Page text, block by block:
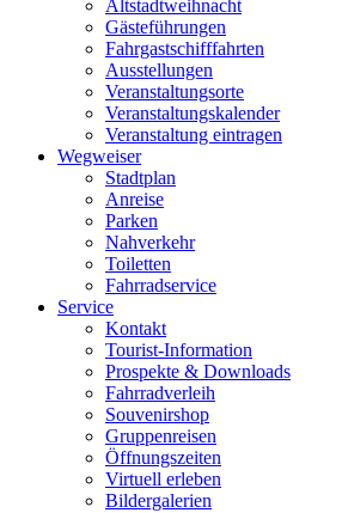
Altstadtweihnacht
Gästeführungen
Fahrgastschifffahrten
Ausstellungen
Veranstaltungsorte
Veranstaltungskalender
Veranstaltung eintragen
Wegweiser
Stadtplan
Anreise
Parken
Nahverkehr
Toiletten
Fahrradservice
Service
Kontakt
Tourist-Information
Prospekte & Downloads
Fahrradverleih
Souvenirshop
Gruppenreisen
Öffnungszeiten
Virtuell erleben
Bildergalerien